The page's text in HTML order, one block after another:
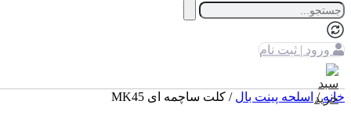
ورود | ثبت نام
خانه/ اسلحه پینت بال / کلت ساچمه ای MK45